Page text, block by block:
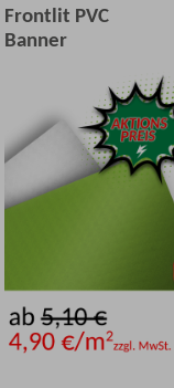
Frontlit PVC
Banner